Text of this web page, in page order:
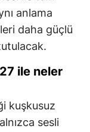
anlama
daha güçlü
ile neler
kuşkusuz
sesli